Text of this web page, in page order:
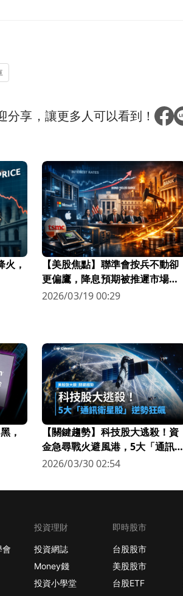
分享，讓更多人可以看到！
火，
【美股焦點】聯準會按兵不動卻
更偏鷹，降息預期被推遲市場越
來越怕？
2026/03/19 00:29
，
【關鍵趨勢】科技股大逃殺！資
金急尋戰火避風港，5大「通訊衛
星股」逆勢狂飆
2026/03/30 02:54
會
投資理財
投資網誌
Money錢
投資小學堂
即時股市
台股股市
美股股市
台股ETF